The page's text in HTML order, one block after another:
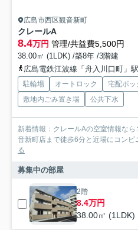
広島市西区観音新町
クレールA
8.4万円 管理/共益費5,500円
38.00㎡ (1LDK) /築8年 /3階建
広島電鉄江波線「舟入川口町」
駐輪場 オートロック 宅配ボッ
敷地内ごみ置き場
公共下水
新着情報：クレールAの空室情報な
音新町店まで徒歩6分と近場にコンビ
る
募集中の部屋
2階
8.4万円
38.00㎡ (1LDK)